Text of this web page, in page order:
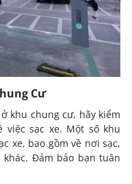
Cư
ở khu chung cư, hãy kiểm
sạc xe. Một số khu
xe, bao gồm về nơi sạc,
Đảm bảo bạn tuân